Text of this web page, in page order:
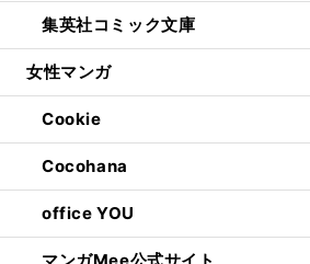
集英社コミック文庫
女性マンガ
Cookie
Cocohana
office YOU